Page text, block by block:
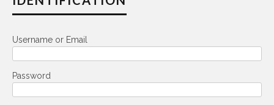
Username or Email
Password